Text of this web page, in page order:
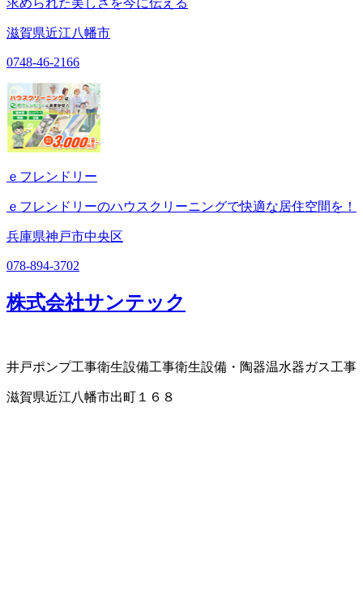
求められた美しさを今に伝える
滋賀県近江八幡市
0748-46-2166
ｅフレンドリー
ｅフレンドリーのハウスクリーニングで快適な居住空間を！
兵庫県神戸市中央区
078-894-3702
株式会社サンテック
井戸ポンプ工事衛生設備工事衛生設備・陶器温水器ガス工事
滋賀県近江八幡市出町１６８